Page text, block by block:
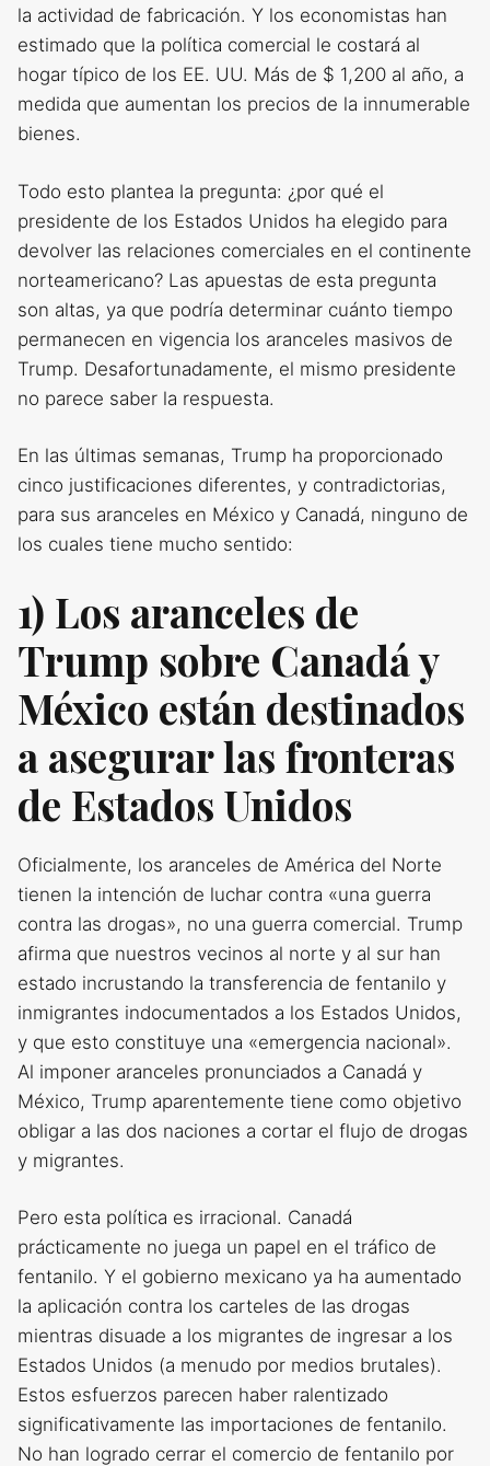
la actividad de fabricación. Y los economistas han
estimado que la política comercial le costará al
hogar típico de los EE. UU. Más de $ 1,200 al año, a
medida que aumentan los precios de la innumerable
bienes.
Todo esto plantea la pregunta: ¿por qué el
presidente de los Estados Unidos ha elegido para
devolver las relaciones comerciales en el continente
norteamericano? Las apuestas de esta pregunta
son altas, ya que podría determinar cuánto tiempo
permanecen en vigencia los aranceles masivos de
Trump. Desafortunadamente, el mismo presidente
no parece saber la respuesta.
En las últimas semanas, Trump ha proporcionado
cinco justificaciones diferentes, y contradictorias,
para sus aranceles en México y Canadá, ninguno de
los cuales tiene mucho sentido:
1) Los aranceles de
Trump sobre Canadá y
México están destinados
a asegurar las fronteras
de Estados Unidos
Oficialmente, los aranceles de América del Norte
tienen la intención de luchar contra «una guerra
contra las drogas», no una guerra comercial. Trump
afirma que nuestros vecinos al norte y al sur han
estado incrustando la transferencia de fentanilo y
inmigrantes indocumentados a los Estados Unidos,
y que esto constituye una «emergencia nacional».
Al imponer aranceles pronunciados a Canadá y
México, Trump aparentemente tiene como objetivo
obligar a las dos naciones a cortar el flujo de drogas
y migrantes.
Pero esta política es irracional. Canadá
prácticamente no juega un papel en el tráfico de
fentanilo. Y el gobierno mexicano ya ha aumentado
la aplicación contra los carteles de las drogas
mientras disuade a los migrantes de ingresar a los
Estados Unidos (a menudo por medios brutales).
Estos esfuerzos parecen haber ralentizado
significativamente las importaciones de fentanilo.
No han logrado cerrar el comercio de fentanilo por